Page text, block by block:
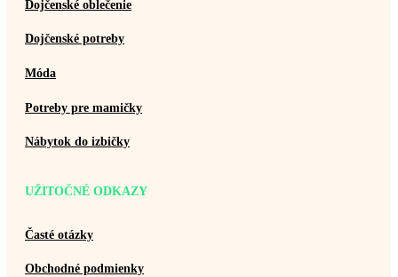
Dojčenské oblečenie
Dojčenské potreby
Móda
Potreby pre mamičky
Nábytok do izbičky
UŽITOČNÉ ODKAZY
Časté otázky
Obchodné podmienky